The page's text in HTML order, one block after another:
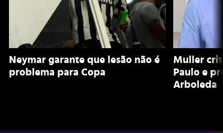
Neymar garante que lesão não é
problema para Copa
Muller
Paulo e
Arboleda